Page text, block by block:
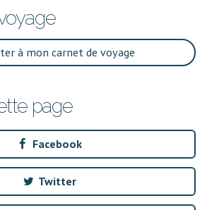
à mon carnet de voyage
page
Facebook
Twitter